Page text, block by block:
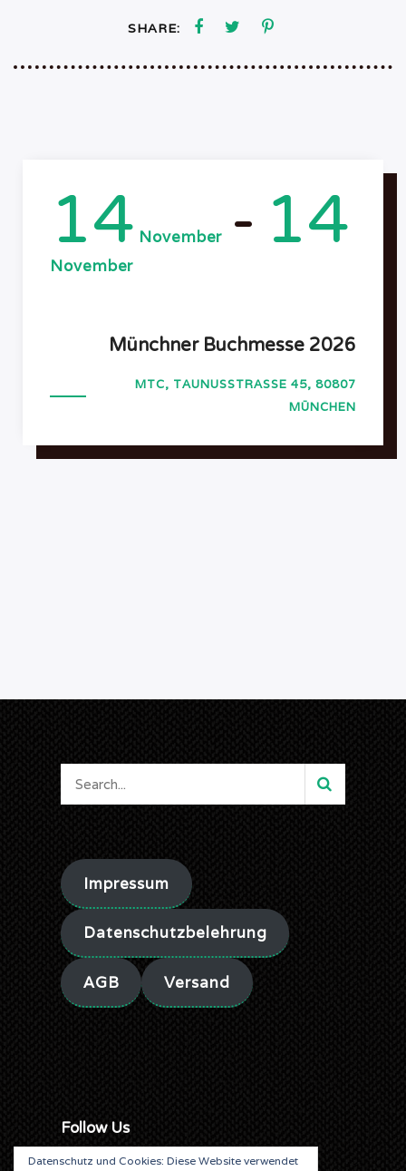
SHARE:
14 November - 14
November
Münchner Buchmesse 2026
MTC, TAUNUSSTRASSE 45, 80807 M
ÜNCHEN
Impressum
Datenschutzbelehrung
AGB Versand
Follow Us
Datenschutz und Cookies: Diese Website verwendet